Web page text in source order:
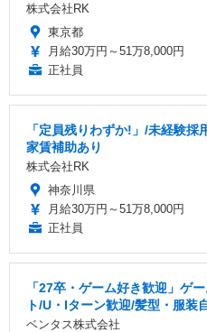
株式会社RK
東京都
月給30万円～51万8,000円
正社員
「定員残りわずか!」/未経験採
家賃補助あり
株式会社RK
神奈川県
月給30万円～51万8,000円
正社員
「27卒・ゲーム好き歓迎」ゲ
ト/U・Iターン歓迎/髪型・服装
ベンタス株式会社